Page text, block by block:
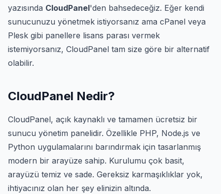
yazısında CloudPanel'den bahsedeceğiz. Eğer kendi
sunucunuzu yönetmek istiyorsanız ama cPanel veya
Plesk gibi panellere lisans parası vermek
istemiyorsanız, CloudPanel tam size göre bir alternatif
olabilir.
CloudPanel Nedir?
CloudPanel, açık kaynaklı ve tamamen ücretsiz bir
sunucu yönetim panelidir. Özellikle PHP, Node.js ve
Python uygulamalarını barındırmak için tasarlanmış
modern bir arayüze sahip. Kurulumu çok basit,
arayüzü temiz ve sade. Gereksiz karmaşıklıklar yok,
ihtiyacınız olan her şey elinizin altında.